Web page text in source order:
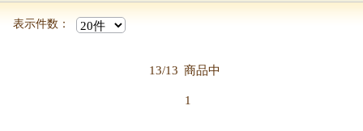
表示件数：
13/13 商品中
1